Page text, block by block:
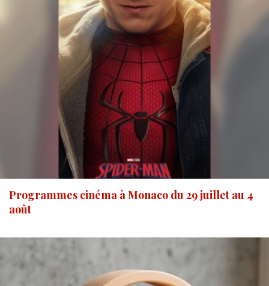
Programmes cinéma à Monaco du 29 juillet au 4
août